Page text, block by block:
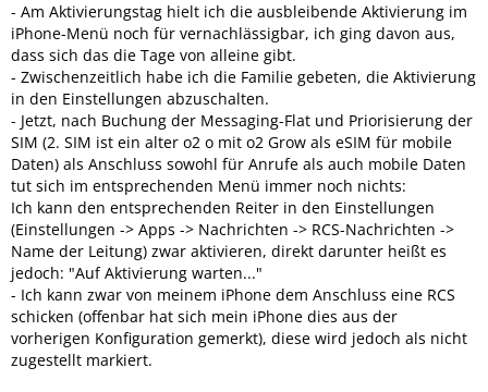
- Am Aktivierungstag hielt ich die ausbleibende Aktivierung im
iPhone-Menü noch für vernachlässigbar, ich ging davon aus,
dass sich das die Tage von alleine gibt.
- Zwischenzeitlich habe ich die Familie gebeten, die Aktivierung
in den Einstellungen abzuschalten.
- Jetzt, nach Buchung der Messaging-Flat und Priorisierung der
SIM (2. SIM ist ein alter o2 o mit o2 Grow als eSIM für mobile
Daten) als Anschluss sowohl für Anrufe als auch mobile Daten
tut sich im entsprechenden Menü immer noch nichts:
Ich kann den entsprechenden Reiter in den Einstellungen
(Einstellungen -> Apps -> Nachrichten -> RCS-Nachrichten ->
Name der Leitung) zwar aktivieren, direkt darunter heißt es
jedoch: "Auf Aktivierung warten..."
- Ich kann zwar von meinem iPhone dem Anschluss eine RCS
schicken (offenbar hat sich mein iPhone dies aus der
vorherigen Konfiguration gemerkt), diese wird jedoch als nicht
zugestellt markiert.